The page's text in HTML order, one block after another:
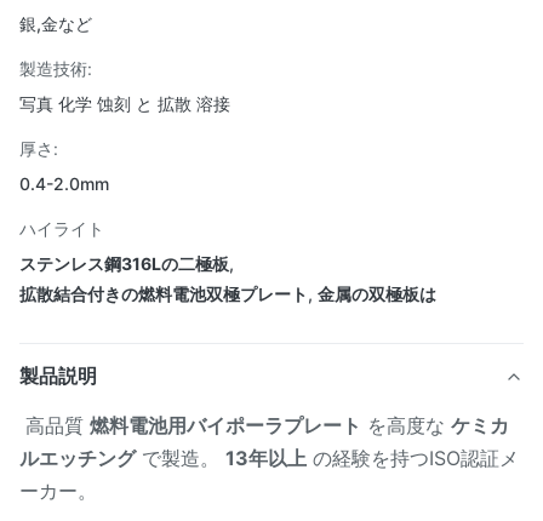
銀,金など
製造技術:
写真 化学 蚀刻 と 拡散 溶接
厚さ:
0.4-2.0mm
ハイライト
ステンレス鋼316Lの二極板,
拡散結合付きの燃料電池双極プレート, 金属の双極板は
製品説明
高品質 燃料電池用バイポーラプレート を高度な ケミカ
ルエッチングで製造。 13年以上 の経験を持つISO認証メ
ーカー。